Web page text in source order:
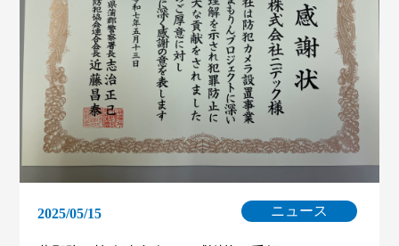
2025/05/15 ニュース